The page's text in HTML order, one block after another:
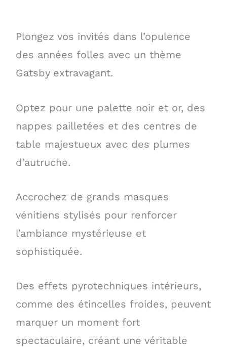
Plongez vos invités dans l’opulence
des années folles avec un thème
Gatsby extravagant.
Optez pour une palette noir et or, des
nappes pailletées et des centres de
table majestueux avec des plumes
d’autruche.
Accrochez de grands masques
vénitiens stylisés pour renforcer
l’ambiance mystérieuse et
sophistiquée.
Des effets pyrotechniques intérieurs,
comme des étincelles froides, peuvent
marquer un moment fort
spectaculaire, créant une véritable